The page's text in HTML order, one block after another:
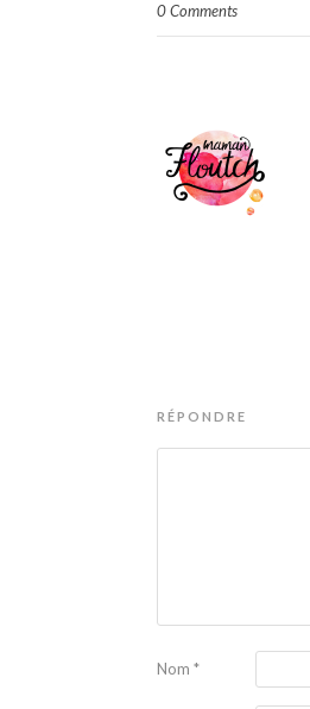
0 Comments
RÉPONDRE
Nom *